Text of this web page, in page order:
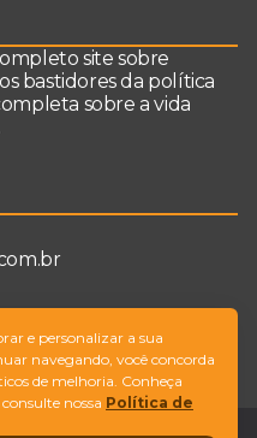
site sobre
bastidores da política
sobre a vida
e personalizar a sua
navegando, você concorda
de melhoria. Conheça
consulte nossa Política de